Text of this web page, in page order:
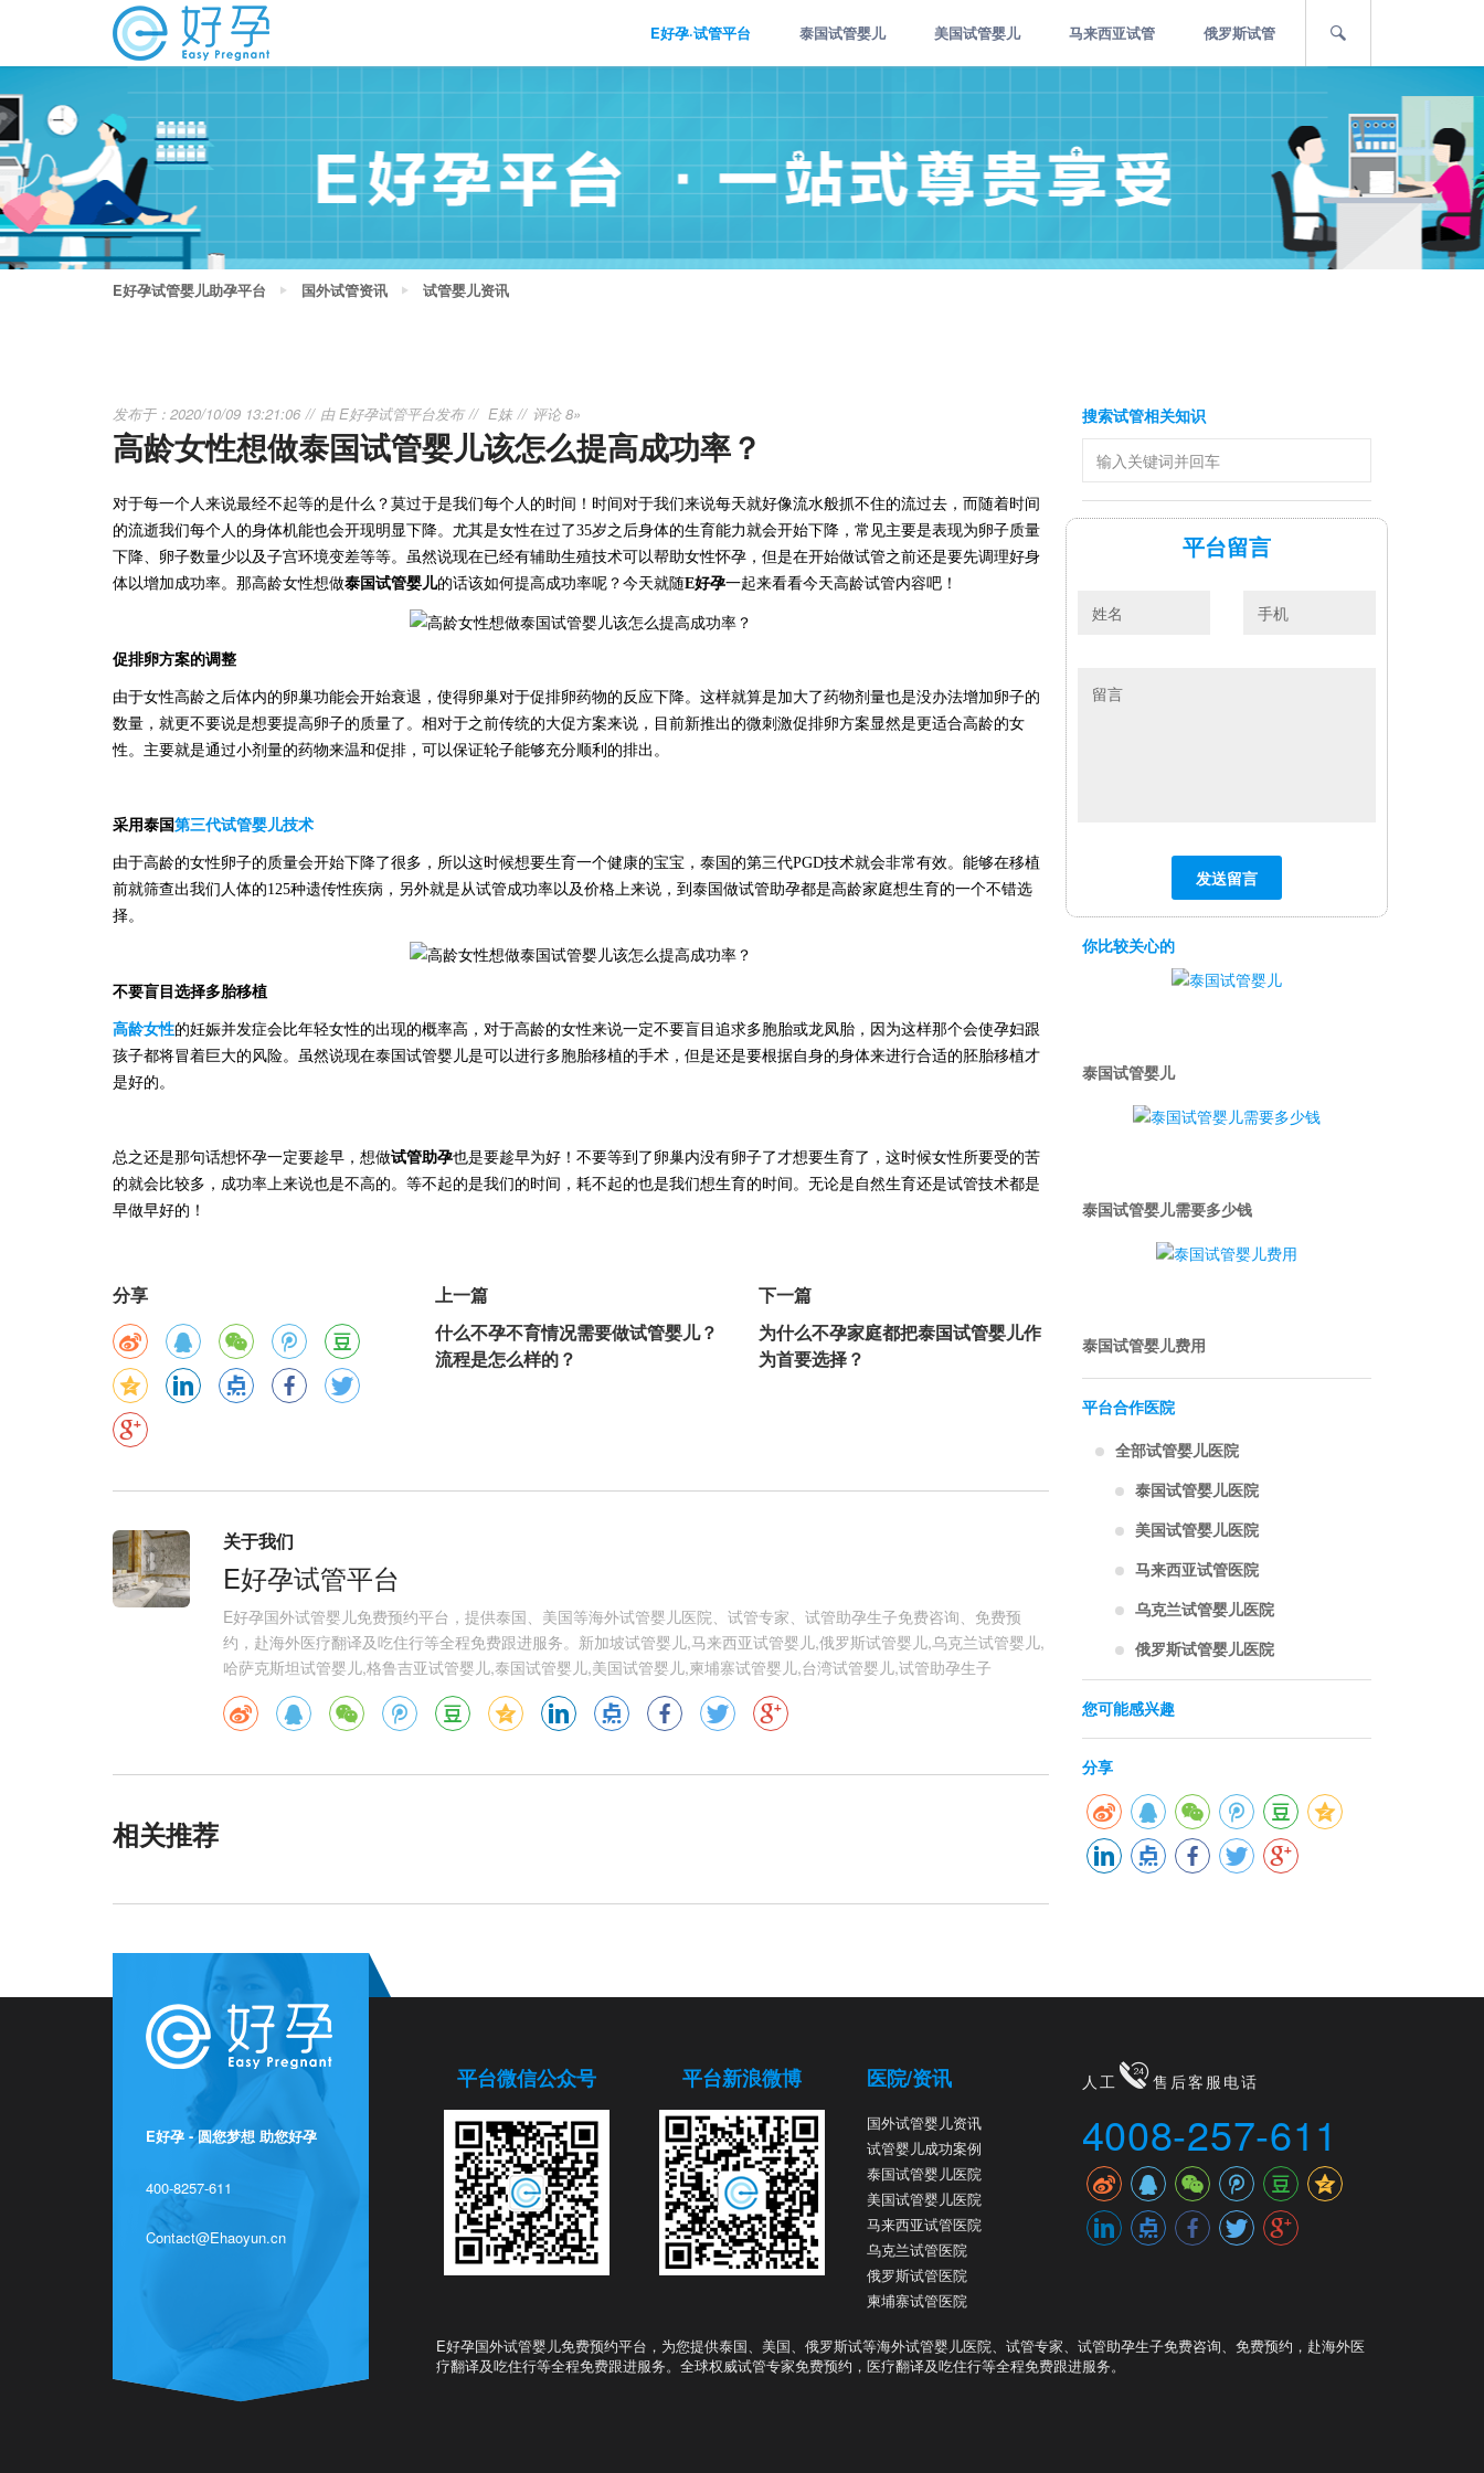
E好孕·试管平台 泰国试管婴儿 美国试管婴儿 马来西亚试管 俄罗斯试管
E好孕试管婴儿助孕平台 国外试管资讯 试管婴儿资讯
发布于：2020/10/09 13:21:06 由E好孕试管平台发布 E妹 评论 8»
高龄女性想做泰国试管婴儿该怎么提高成功率？
对于每一个人来说最经不起等的是什么？莫过于是我们每个人的时间！时间对于我们来说每天就好像流水般抓不住的流过去，而随着时间
的流逝我们每个人的身体机能也会开现明显下降。尤其是女性在过了35岁之后身体的生育能力就会开始下降，常见主要是表现为卵子质量
下降、卵子数量少以及子宫环境变差等等。虽然说现在已经有辅助生殖技术可以帮助女性怀孕，但是在开始做试管之前还是要先调理好身
体以增加成功率。那高龄女性想做泰国试管婴儿的话该如何提高成功率呢？今天就随E好孕一起来看看今天高龄试管内容吧！
促排卵方案的调整
由于女性高龄之后体内的卵巢功能会开始衰退，使得卵巢对于促排卵药物的反应下降。这样就算是加大了药物剂量也是没办法增加卵子的
数量，就更不要说是想要提高卵子的质量了。相对于之前传统的大促方案来说，目前新推出的微刺激促排卵方案显然是更适合高龄的女
性。主要就是通过小剂量的药物来温和促排，可以保证轮子能够充分顺利的排出。
采用泰国第三代试管婴儿技术
由于高龄的女性卵子的质量会开始下降了很多，所以这时候想要生育一个健康的宝宝，泰国的第三代PGD技术就会非常有效。能够在移植
前就筛查出我们人体的125种遗传性疾病，另外就是从试管成功率以及价格上来说，到泰国做试管助孕都是高龄家庭想生育的一个不错选
择。
不要盲目选择多胎移植
高龄女性的妊娠并发症会比年轻女性的出现的概率高，对于高龄的女性来说一定不要盲目追求多胞胎或龙凤胎，因为这样那个会使孕妇跟
孩子都将冒着巨大的风险。虽然说现在泰国试管婴儿是可以进行多胞胎移植的手术，但是还是要根据自身的身体来进行合适的胚胎移植才
是好的。
总之还是那句话想怀孕一定要趁早，想做试管助孕也是要趁早为好！不要等到了卵巢内没有卵子了才想要生育了，这时候女性所要受的苦
的就会比较多，成功率上来说也是不高的。等不起的是我们的时间，耗不起的也是我们想生育的时间。无论是自然生育还是试管技术都是
早做早好的！
分享
上一篇
什么不孕不育情况需要做试管婴儿？
流程是怎么样的？
下一篇
为什么不孕家庭都把泰国试管婴儿作
为首要选择？
关于我们
E好孕试管平台
E好孕国外试管婴儿免费预约平台，提供泰国、美国等海外试管婴儿医院、试管专家、试管助孕生子免费咨询、免费预
约，赴海外医疗翻译及吃住行等全程免费跟进服务。新加坡试管婴儿,马来西亚试管婴儿,俄罗斯试管婴儿,乌克兰试管婴儿,
哈萨克斯坦试管婴儿,格鲁吉亚试管婴儿,泰国试管婴儿,美国试管婴儿,柬埔寨试管婴儿,台湾试管婴儿,试管助孕生子
相关推荐
搜索试管相关知识
平台留言
你比较关心的
泰国试管婴儿
泰国试管婴儿需要多少钱
泰国试管婴儿费用
平台合作医院
全部试管婴儿医院
泰国试管婴儿医院
美国试管婴儿医院
马来西亚试管医院
乌克兰试管婴儿医院
俄罗斯试管婴儿医院
您可能感兴趣
分享
E好孕 - 圆您梦想 助您好孕
400-8257-611
Contact@Ehaoyun.cn
平台微信公众号 平台新浪微博 医院/资讯
国外试管婴儿资讯
试管婴儿成功案例
泰国试管婴儿医院
美国试管婴儿医院
马来西亚试管医院
乌克兰试管医院
俄罗斯试管医院
柬埔寨试管医院
人工 售后客服电话
4008-257-611
E好孕国外试管婴儿免费预约平台，为您提供泰国、美国、俄罗斯试等海外试管婴儿医院、试管专家、试管助孕生子免费咨询、免费预约，赴海外医
疗翻译及吃住行等全程免费跟进服务。全球权威试管专家免费预约，医疗翻译及吃住行等全程免费跟进服务。